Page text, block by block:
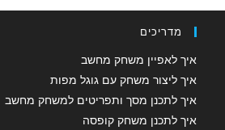
מדריכים
איך לאפיין משחק מחשב
איך ליצור משחק עם גוגל מפות
איך לתכנן מסך ותפריטים למשחק מחשב
איך לתכנן משחק קופסה